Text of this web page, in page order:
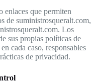
que permiten
de suministrosqueralt.com,
Los
sus propias políticas de
cada caso, responsables
de privacidad.